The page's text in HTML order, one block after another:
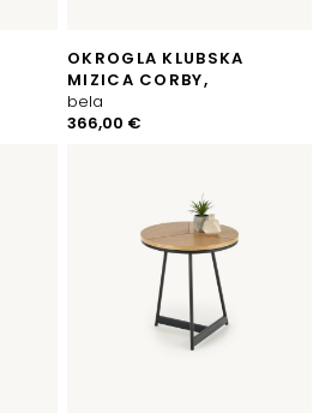
OKROGLA KLUBSKA
MIZICA CORBY,
bela
366,00 €